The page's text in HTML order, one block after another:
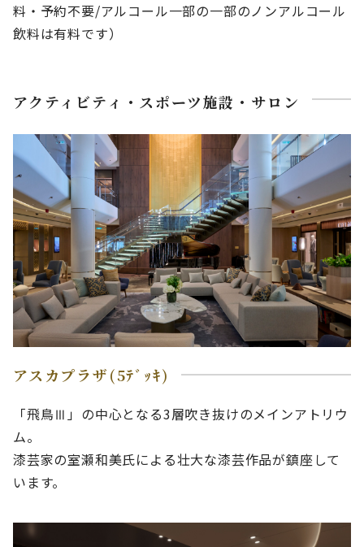
料・予約不要/アルコール一部の一部のノンアルコール
飲料は有料です）
アクティビティ・スポーツ施設・サロン
アスカプラザ(5ﾃﾞｯｷ)
「飛鳥Ⅲ」の中心となる3層吹き抜けのメインアトリウ
ム。
漆芸家の室瀬和美氏による壮大な漆芸作品が鎮座して
います。